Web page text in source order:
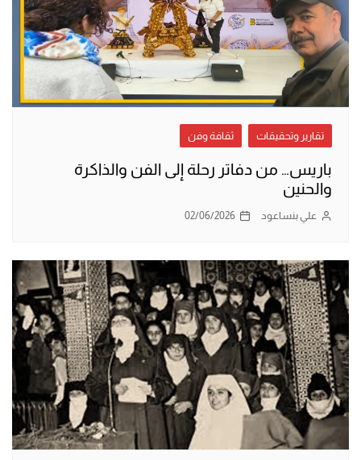
تقارير وتحقيقات ثقافة وفن
باريس… من دفاتر رحلة إلى الفن والذاكرة
والحنين
علي بنساعود 02/06/2026